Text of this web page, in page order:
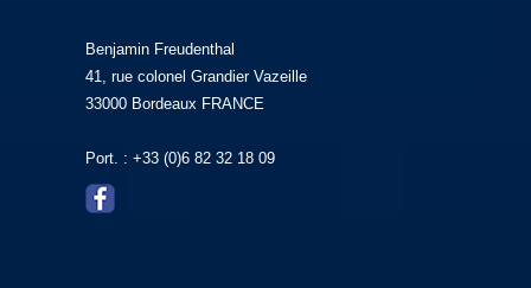
Benjamin Freudenthal
41, rue colonel Grandier Vazeille
33000 Bordeaux FRANCE
Port. : +33 (0)6 82 32 18 09